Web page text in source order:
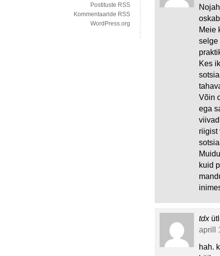
Meie
selge
Kes
Võin
ega
riigist
kuid
tdx
aprill
hah.
Postituste RSS
Kommentaaride RSS
WordPress.org